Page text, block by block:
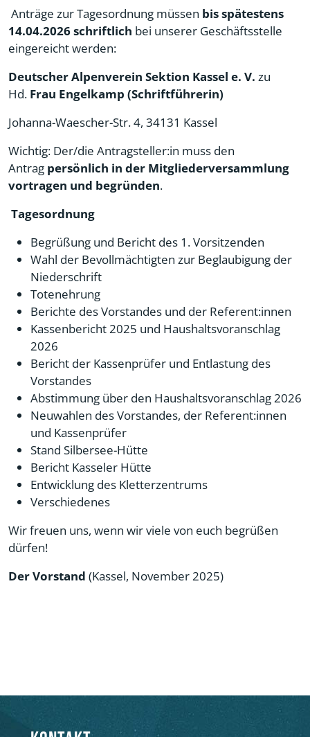
Anträge zur Tagesordnung müssen bis spätestens
14.04.2026schriftlich bei unserer Geschäftsstelle
eingereicht werden:
Deutscher Alpenverein Sektion Kassel e. V. zu
Hd. Frau Engelkamp (Schriftführerin)
Johanna-Waescher-Str. 4, 34131 Kassel
Wichtig: Der/die Antragsteller:in muss den
Antrag persönlich in der Mitgliederversammlung
vortragen und begründen.
Tagesordnung
Begrüßung und Bericht des 1. Vorsitzenden
Wahl der Bevollmächtigten zur Beglaubigung der
Niederschrift
Totenehrung
Berichte des Vorstandes und der Referent:innen
Kassenbericht 2025 und Haushaltsvoranschlag
2026
Bericht der Kassenprüfer und Entlastung des
Vorstandes
Abstimmung über den Haushaltsvoranschlag 2026
Neuwahlen des Vorstandes, der Referent:innen
und Kassenprüfer
Stand Silbersee-Hütte
Bericht Kasseler Hütte
Entwicklung des Kletterzentrums
Verschiedenes
Wir freuen uns, wenn wir viele von euch begrüßen
dürfen!
Der Vorstand (Kassel, November 2025)